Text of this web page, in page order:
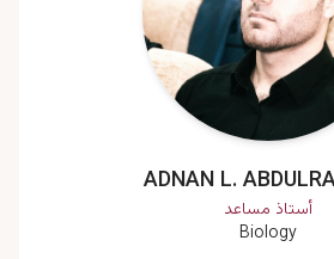
ADNAN L.
أستاذ مساعد
Biology